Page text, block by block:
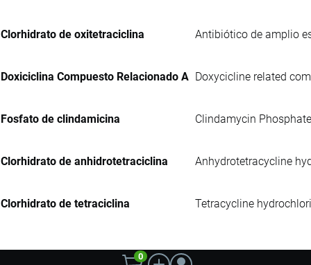
Clorhidrato de oxitetraciclina Antibiótico de amplio
Doxiciclina Compuesto Relacionado A Doxycicline related
Fosfato de clindamicina Clindamycin
Clorhidrato de anhidrotetraciclina Anhydrotetracycline
Clorhidrato de tetraciclina Tetracycline
0